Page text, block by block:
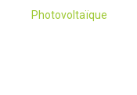
Photovoltaïque